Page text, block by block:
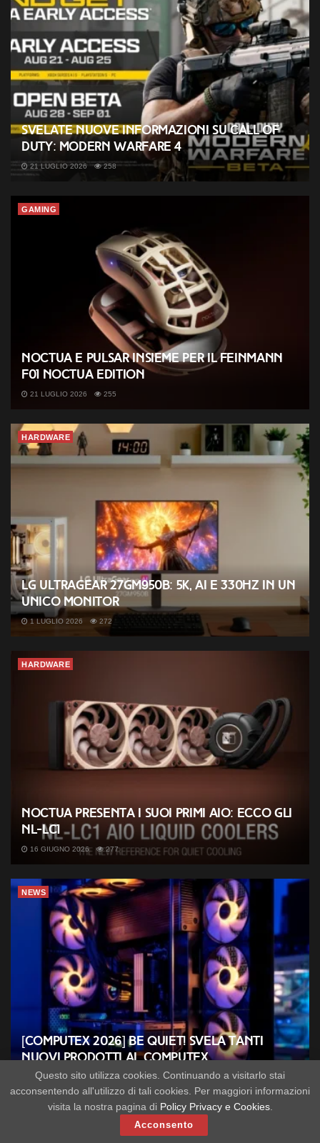
Svelate nuove informazioni su Call of
Duty: Modern Warfare 4
21 LUGLIO 2026 258
GAMING
Noctua e Pulsar insieme per il Feinmann
F01 Noctua Edition
21 LUGLIO 2026 255
HARDWARE
LG UltraGear 27GM950B: 5K, AI e 330Hz in un
unico monitor
1 LUGLIO 2026 272
HARDWARE
Noctua presenta i suoi primi AIO: ecco gli
NL-LC1
16 GIUGNO 2026 277
NEWS
[COMPUTEX 2026] be quiet! svela tanti
nuovi prodotti al Computex
2 GIUGNO 2026 280
Questo sito utilizza cookies. Continuando a visitarlo stai
acconsentendo all'utilizzo di tali cookies. Per maggiori informazioni
visita la nostra pagina di Policy Privacy e Cookies.
Acconsento